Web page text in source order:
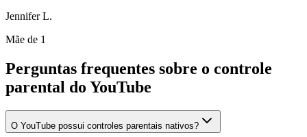
Jennifer L.
Mãe de 1
Perguntas frequentes sobre o controle
parental do YouTube
O YouTube possui controles parentais nativos?